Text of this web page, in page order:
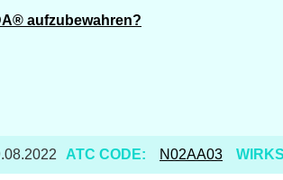
aufzubewahren?
ATC CODE: N02AA03